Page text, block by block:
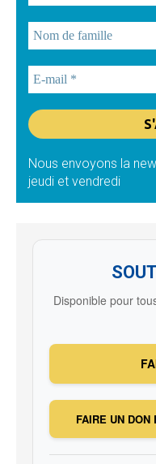
Nous envoyons la
jeudi et vendredi
Disponible pour
FAIRE UN